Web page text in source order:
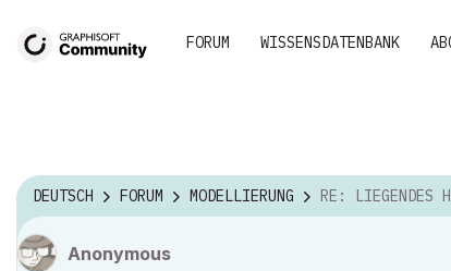
FORUM WISSENSDATENBANK
DEUTSCH FORUM MODELLIERUNG RE: LIEGENDES
Anonymous